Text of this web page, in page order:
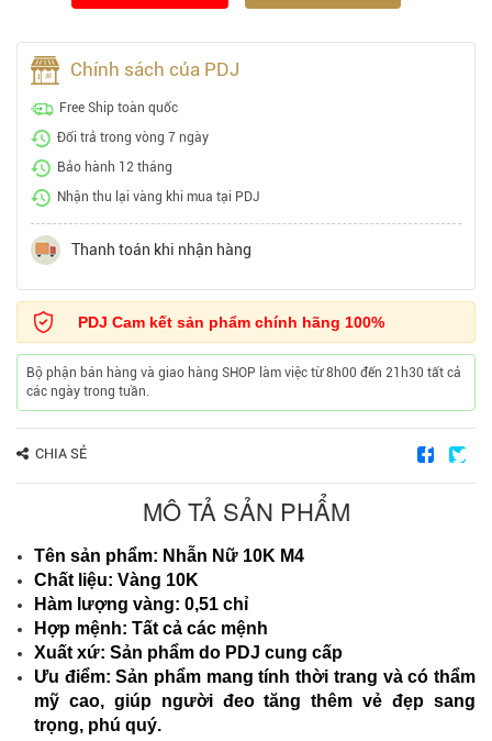
Chính sách của PDJ
Free Ship toàn quốc
Đổi trả trong vòng 7 ngày
Bảo hành 12 tháng
Nhận thu lại vàng khi mua tại PDJ
Thanh toán khi nhận hàng
PDJ Cam kết sản phẩm chính hãng 100%
Bộ phận bán hàng và giao hàng SHOP làm việc từ 8h00 đến 21h30 tất cả
các ngày trong tuần.
CHIA SẺ
MÔ TẢ SẢN PHẨM
Tên sản phẩm: Nhẫn Nữ 10K M4
Chất liệu: Vàng 10K
Hàm lượng vàng: 0,51 chỉ
Hợp mệnh: Tất cả các mệnh
Xuất xứ: Sản phẩm do PDJ cung cấp
Ưu điểm: Sản phẩm mang tính thời trang và có thẩm
mỹ cao, giúp người đeo tăng thêm vẻ đẹp sang
trọng, phú quý.